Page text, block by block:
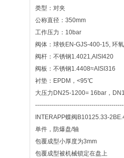
类型：对夹
公称直径：350mm
工作压力：10bar
阀体：球铁EN-GJS-400-15, 环
阀杆：不锈钢1.4021,AISI420
阀板：不锈钢1.4408≈AISI316
衬垫：EPDM，<95℃
大压力DN25-1200= 16bar，
INTERAPP蝶阀B10125.33-
单件，防爆盘/轴
包覆成型小厚度为3mm
包覆成型被机械锁定在盘上